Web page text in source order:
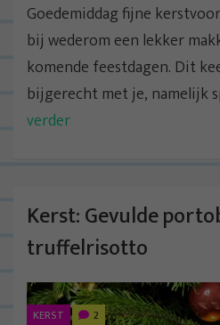
Goedemiddag fijne
bij wederom een lekker
komende feestdagen. Dit
bijgerecht met je, namelijk
verder
Kerst: Gevulde
truffelrisotto
KERST 2